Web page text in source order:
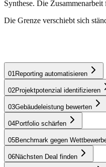
Synthese. Die
Die Grenze verschiebt sich
01 Reporting automatisieren
Ersetzen Sie manuelle
Learn more
02Projektpotenzial identifizieren
03Gebäudeleistung bewerten
04Portfolio schärfen
05Benchmark gegen
06Nächsten Deal finden